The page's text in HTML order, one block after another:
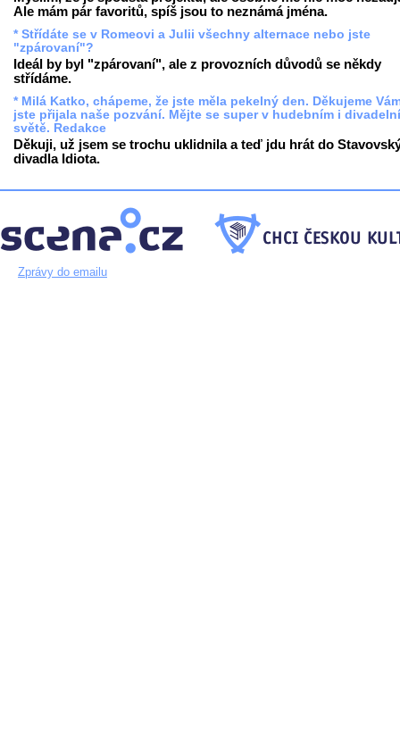
Ale mám pár favoritů, spíš jsou to neznámá jména.
* Střídáte se v Romeovi a Julii všechny alternace nebo jste
"zpárovaní"?
Ideál by byl "zpárovaní", ale z provozních důvodů se někdy
střídáme.
* Milá Katko, chápeme, že jste měla pekelný den. Děkujeme
jste přijala naše pozvání. Mějte se super v hudebním i
světě. Redakce
Děkuji, už jsem se trochu uklidnila a teď jdu hrát do
divadla Idiota.
Zprávy do emailu